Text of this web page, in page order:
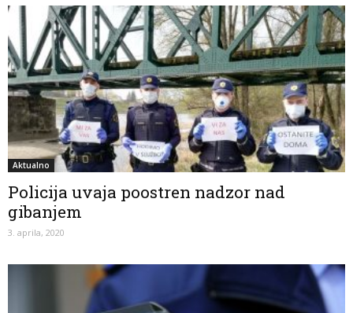
Aktualno
Policija uvaja poostren nadzor nad
gibanjem
3. aprila, 2020